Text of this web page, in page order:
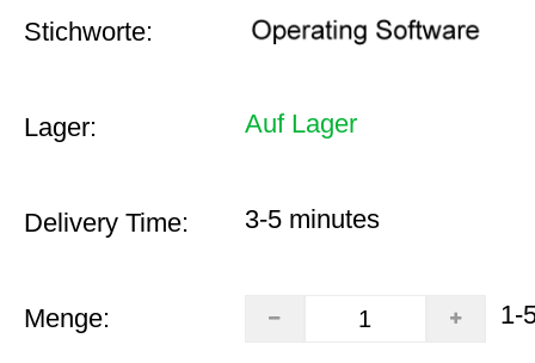
Stichworte:
Lager: Auf Lager
Delivery Time: 3-5 minutes
Menge: 1-